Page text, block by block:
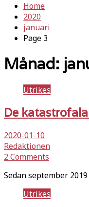
Home
2020
januari
Page 3
Månad:
Utrikes
De
2020-01-10
Redaktionen
2 Comments
Sedan september
Utrikes